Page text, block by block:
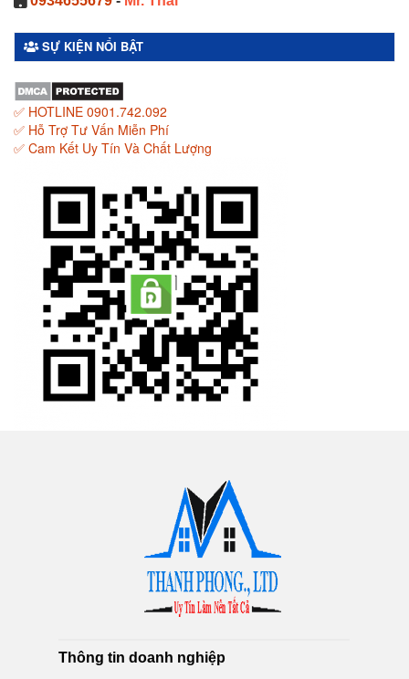
SỰ KIỆN NỔI BẬT
✅ HOTLINE 0901.742.092
✅ Hỗ Trợ Tư Vấn Miễn Phí
✅ Cam Kết Uy Tín Và Chất Lượng
Thông tin doanh nghiệp